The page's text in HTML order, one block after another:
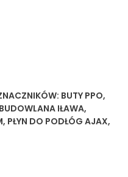
BUTY PPO,
IŁAWA,
, PŁYN DO PODŁÓG AJAX,